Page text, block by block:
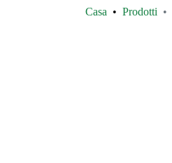
Casa Prodotti